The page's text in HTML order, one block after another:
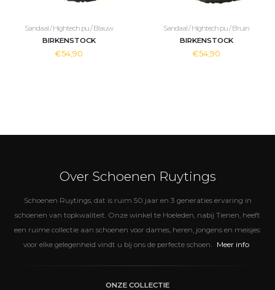
Sandaal / Hightech pu / Blauw
BIRKENSTOCK
€54,90
Sandaal / Hightech pu / Bruin
BIRKENSTOCK
€54,90
Over Schoenen Ruytings
Schoenen Ruytings, dat is ruim 50 jaar en 3 generaties ervaring in
schoenen van topkwaliteit. Onze winkel te Hoeleden, nabij Tienen, heeft
een ruime collectie aan schoenen voor dames, heren, jongens en meisjes:
voor elke gelegenheid vindt u bij ons de perfecte schoen.
Meer info
ONZE COLLECTIE